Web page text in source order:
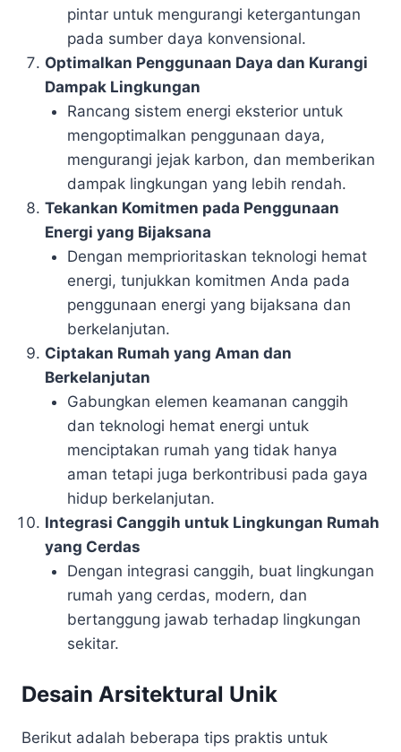
pintar untuk mengurangi ketergantungan
pada sumber daya konvensional.
Optimalkan Penggunaan Daya dan Kurangi
Dampak Lingkungan
Rancang sistem energi eksterior untuk
mengoptimalkan penggunaan daya,
mengurangi jejak karbon, dan memberikan
dampak lingkungan yang lebih rendah.
Tekankan Komitmen pada Penggunaan
Energi yang Bijaksana
Dengan memprioritaskan teknologi hemat
energi, tunjukkan komitmen Anda pada
penggunaan energi yang bijaksana dan
berkelanjutan.
Ciptakan Rumah yang Aman dan
Berkelanjutan
Gabungkan elemen keamanan canggih
dan teknologi hemat energi untuk
menciptakan rumah yang tidak hanya
aman tetapi juga berkontribusi pada gaya
hidup berkelanjutan.
Integrasi Canggih untuk Lingkungan Rumah
yang Cerdas
Dengan integrasi canggih, buat lingkungan
rumah yang cerdas, modern, dan
bertanggung jawab terhadap lingkungan
sekitar.
Desain Arsitektural Unik
Berikut adalah beberapa tips praktis untuk